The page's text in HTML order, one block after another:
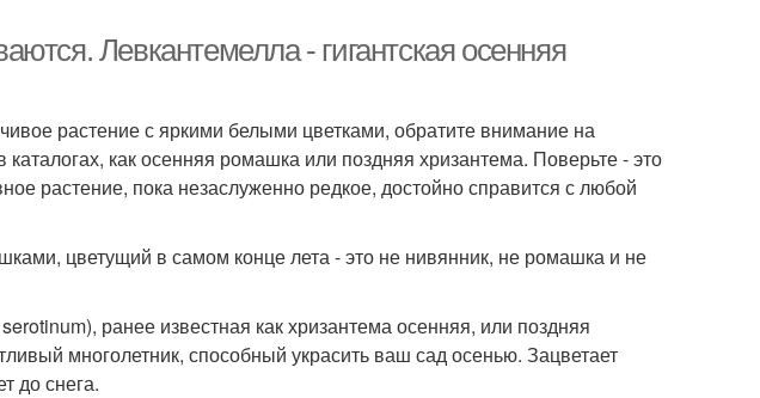
Левкантемелла - гигантская осенняя
растение с яркими белыми цветками, обратите внимание на
каталогах, как осенняя ромашка или поздняя хризантема. Поверьте - это
растение, пока незаслуженно редкое, достойно справится с любой
цветущий в самом конце лета - это не нивянник, не ромашка и не
ранее известная как хризантема осенняя, или поздняя
многолетник, способный украсить ваш сад осенью. Зацветает
до снега.